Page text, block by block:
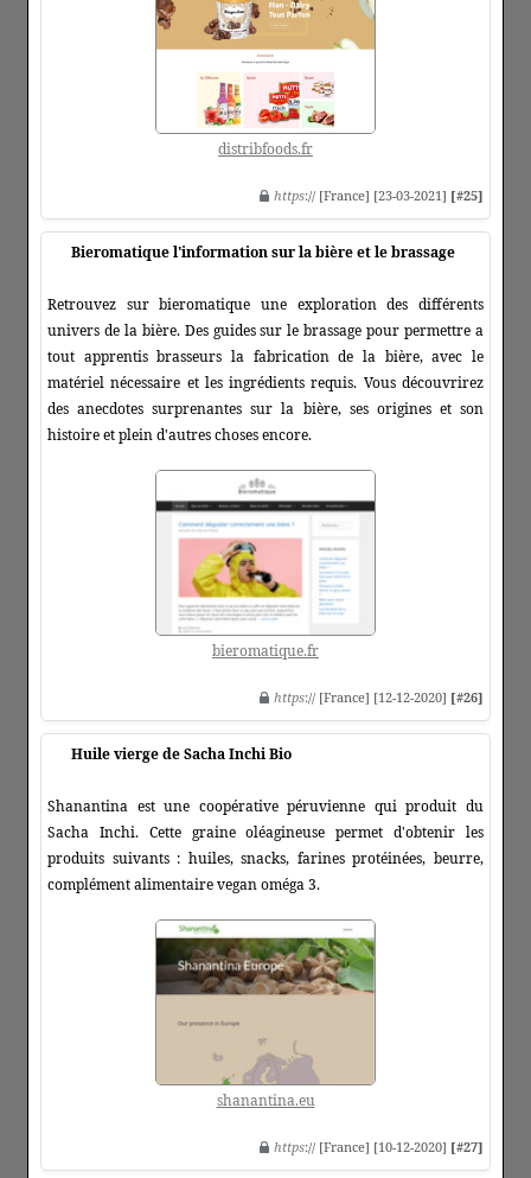
distribfoods.fr
https:// [France] [23-03-2021] [#25]
Bieromatique l'information sur la bière et le brassage
Retrouvez sur bieromatique une exploration des différents
univers de la bière. Des guides sur le brassage pour permettre a
tout apprentis brasseurs la fabrication de la bière, avec le
matériel nécessaire et les ingrédients requis. Vous découvrirez
des anecdotes surprenantes sur la bière, ses origines et son
histoire et plein d'autres choses encore.
bieromatique.fr
https:// [France] [12-12-2020] [#26]
Huile vierge de Sacha Inchi Bio
Shanantina est une coopérative péruvienne qui produit du
Sacha Inchi. Cette graine oléagineuse permet d'obtenir les
produits suivants : huiles, snacks, farines protéinées, beurre,
complément alimentaire vegan oméga 3.
shanantina.eu
https:// [France] [10-12-2020] [#27]